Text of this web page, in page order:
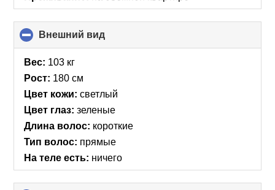
Внешний вид
to
Вес: 103 кг
Рост: 180 см
Цвет кожи: светлый
Цвет глаз: зеленые
Длина волос: короткие
Тип волос: прямые
На теле есть: ничего